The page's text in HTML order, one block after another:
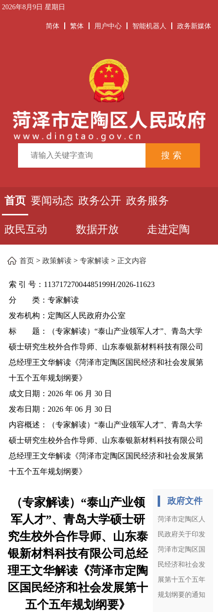
2026年8月9日 星期日
简体 繁体 用户中心 智能机器人 政务新媒体
首页 要闻动态 政务公开 政务服务
政民互动 数据开放 走进定陶
首页 > 政策解读 > 专家解读 > 正文内容
索 引 号： 11371727004485199H/2026-11623
分 类： 专家解读
发布机构： 定陶区人民政府办公室
标 题：
（专家解读）“泰山产业领军人才”、青岛大学
硕士研究生校外合作导师、山东泰银新材料科技有限公司
总经理王文华解读《菏泽市定陶区国民经济和社会发展第
十五个五年规划纲要》
成文日期： 2026 年 06 月 30 日
发布日期： 2026 年 06 月 30 日
内容概述：
（专家解读）“泰山产业领军人才”、青岛大学
硕士研究生校外合作导师、山东泰银新材料科技有限公司
总经理王文华解读《菏泽市定陶区国民经济和社会发展第
十五个五年规划纲要》
（专家解读）“泰山产业领
军人才”、青岛大学硕士研
究生校外合作导师、山东泰
银新材料科技有限公司总经
理王文华解读《菏泽市定陶
区国民经济和社会发展第十
五个五年规划纲要》
政府文件
菏泽市定陶区人
民政府关于印发
菏泽市定陶区国
民经济和社会发
展第十五个五年
规划纲要的通知